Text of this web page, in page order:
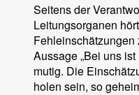
Seitens der
Leitungsorganen
Aussage „Bei uns
mutig. Die
holen sein, so